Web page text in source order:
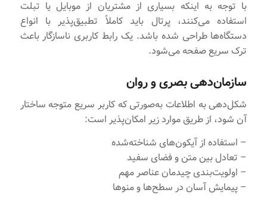
با توجه به اینکه بسیاری از مشتریان از موبایل یا تبلت
استفاده می‌کنند، پرتال باید کاملاً تطبیق‌پذیر با انواع
دستگاه‌ها طراحی شده باشد. یک رابط کاربری ناسازگار باعث
ترک سریع صفحه می‌شود.
سازمان‌دهی بصری و روان
شکل‌دهی به اطلاعات به‌صورتی که کاربر سریع متوجه ساختار
آن شود، از طریق موارد زیر امکان‌پذیر است:
– استفاده از آیکون‌های شناخته‌شده
– تعادل بین متن و فضای سفید
– اولویت‌بندی چیدمان عناصر مهم
– پیمایش آسان در سطح‌ها و منوها